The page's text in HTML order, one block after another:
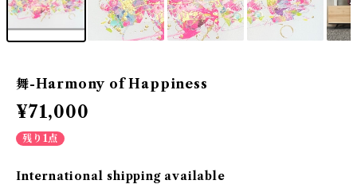
舞-Harmony of Happiness
¥71,000
残り1点
International shipping available